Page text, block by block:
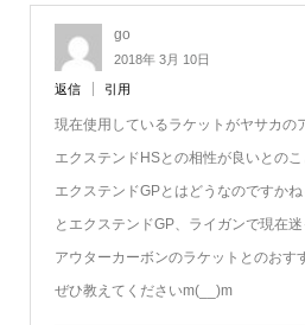
go
2018年 3月 10日
返信 引用
現在使用しているラケットがヤサカの
エクステンドHSとの相性が良いとの
エクステンドGPとはどうなのですか
とエクステンドGP、ライガンで現在
アウターカーボンのラケットとのおす
ぜひ教えてくださいm(__)m